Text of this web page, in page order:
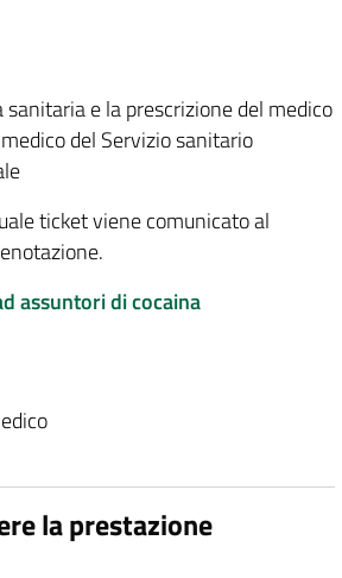
sanitaria e la prescrizione del medico
del Servizio sanitario
ticket viene comunicato al
assuntori di cocaina
la prestazione